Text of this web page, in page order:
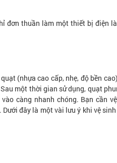
đơn thuần làm một thiết bị điện
(nhựa cao cấp, nhẹ, độ bền
một thời gian sử dụng, quạt
càng nhanh chóng. Bạn cần
đây là một vài lưu ý khi vệ